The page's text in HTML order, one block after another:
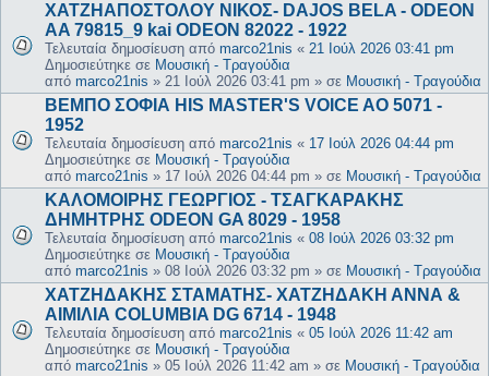
ΧΑΤΖΗΑΠΟΣΤΟΛΟΥ ΝΙΚΟΣ- DAJOS BELA - ODEON
AA 79815_9 kai ODEON 82022 - 1922
Τελευταία δημοσίευση από marco21nis « 21 Ιούλ 2026 03:41 pm
Δημοσιεύτηκε σε Μουσική - Τραγούδια
από marco21nis » 21 Ιούλ 2026 03:41 pm » σε Μουσική - Τραγούδια
ΒΕΜΠΟ ΣΟΦΙΑ HIS MASTER'S VOICE AO 5071 -
1952
Τελευταία δημοσίευση από marco21nis « 17 Ιούλ 2026 04:44 pm
Δημοσιεύτηκε σε Μουσική - Τραγούδια
από marco21nis » 17 Ιούλ 2026 04:44 pm » σε Μουσική - Τραγούδια
ΚΑΛΟΜΟΙΡΗΣ ΓΕΩΡΓΙΟΣ - ΤΣΑΓΚΑΡΑΚΗΣ
ΔΗΜΗΤΡΗΣ ODEON GA 8029 - 1958
Τελευταία δημοσίευση από marco21nis « 08 Ιούλ 2026 03:32 pm
Δημοσιεύτηκε σε Μουσική - Τραγούδια
από marco21nis » 08 Ιούλ 2026 03:32 pm » σε Μουσική - Τραγούδια
ΧΑΤΖΗΔΑΚΗΣ ΣΤΑΜΑΤΗΣ- ΧΑΤΖΗΔΑΚΗ ΑΝΝΑ &
ΑΙΜΙΛΙΑ COLUMBIA DG 6714 - 1948
Τελευταία δημοσίευση από marco21nis « 05 Ιούλ 2026 11:42 am
Δημοσιεύτηκε σε Μουσική - Τραγούδια
από marco21nis » 05 Ιούλ 2026 11:42 am » σε Μουσική - Τραγούδια